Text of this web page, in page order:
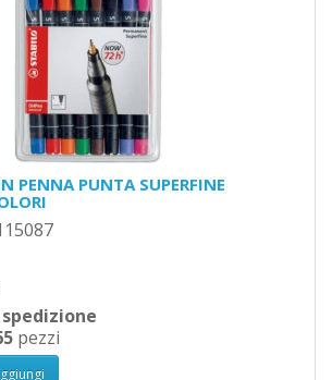
PENNA PUNTA SUPERFINE
pezzi